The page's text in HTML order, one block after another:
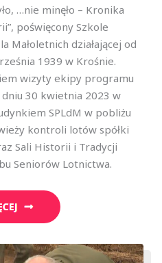
…nie minęło – Kronika
poświęcony Szkole
Małoletnich działającej od
1939 w Krośnie.
wizyty ekipy programu
dniu 30 kwietnia 2023 w
SPLdM w pobliżu
kontroli lotów spółki
Sali Historii i Tradycji
Seniorów Lotnictwa.